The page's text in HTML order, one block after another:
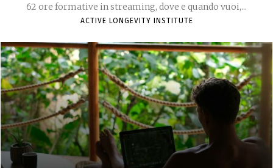
62 ore formative in streaming, dove e quando vuoi,...
ACTIVE LONGEVITY INSTITUTE